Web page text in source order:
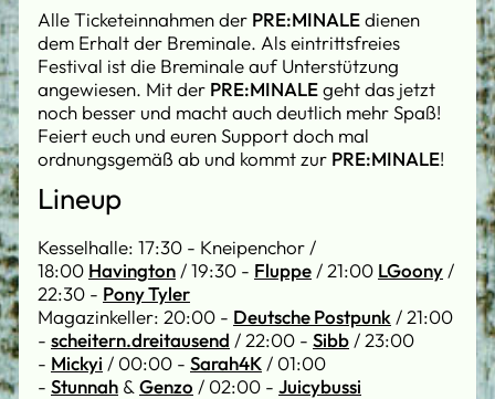
Alle Ticketeinnahmen der PRE:MINALEdienen
dem Erhalt der Breminale. Als eintrittsfreies
Festival ist die Breminale auf Unterstützung
angewiesen. Mit der PRE:MINALEgeht das jetzt
noch besser und macht auch deutlich mehr Spaß!
Feiert euch und euren Support doch mal
ordnungsgemäß ab und kommt zur PRE:MINALE!
Lineup
Kesselhalle: 17:30 - Kneipenchor /
18:00 Havington / 19:30 - Fluppe / 21:00 LGoony /
22:30 - Pony Tyler
Magazinkeller: 20:00 - Deutsche Postpunk / 21:00
- scheitern.dreitausend / 22:00 - Sibb / 23:00
- Mickyi / 00:00 - Sarah4K / 01:00
- Stunnah & Genzo / 02:00 - Juicybussi